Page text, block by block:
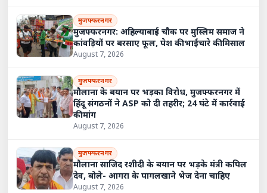
मुजफ्फरनगर
मुजफ्फरनगर: अहिल्याबाई चौक पर मुस्लिम समाज ने
कांवड़ियों पर बरसाए फूल, पेश की भाईचारे की मिसाल
August 7, 2026
मुजफ्फरनगर
मौलाना के बयान पर भड़का विरोध, मुजफ्फरनगर में
हिंदू संगठनों ने ASP को दी तहरीर; 24 घंटे में कार्रवाई
की मांग
August 7, 2026
मुजफ्फरनगर
मौलाना साजिद रशीदी के बयान पर भड़के मंत्री कपिल
देव, बोले- आगरा के पागलखाने भेज देना चाहिए
August 7, 2026